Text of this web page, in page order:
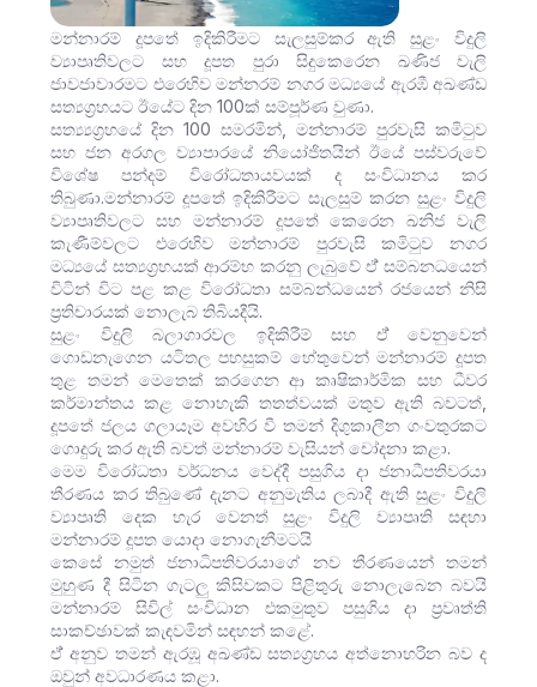
මන්නාරම් දූපතේ ඉදිකිරීමට සැලසුම්කර ඇති සුළං විදුලි
ව්‍යාපෘතිවලට සහ දූපත පුරා සිදුකෙරෙන ඛණිජ වැලි
ජාවජාවාරමට එරෙහිව මන්නරම් නගර මධ්‍යයේ ඇරඹී අඛණ්ඩ
සත්‍යග්‍රහයට ඊයේට දින 100ක් සම්පූර්ණ වුණා.
සත්‍ය්‍යග්‍රහයේ දින 100 සමරමින්, මන්නාරම් පුරවැසි කමිටුව
සහ ජන අරගල ව්‍යාපාරයේ නියෝජිතයින් ඊයේ පස්වරුවේ
විශේෂ පන්දම් විරෝධතායවයක් ද සංවිධානය කර
තිබුණා.මන්නාරම් දූපතේ ඉදිකිරීමට සැලසුම් කරන සුළං විදුලි
ව්‍යාපෘතිවලට සහ මන්නාරම් දූපතේ කෙරෙන ඛනිජ වැලි
කැණීම්වලට එරෙහිව මන්නාරම් පුරවැසි කමිටුව නගර
මධ්‍යයේ සත්‍යග්‍රහයක් ආරම්භ කරනු ලැබුවේ ඒ් සම්බනධයෙන්
විටින් විට පළ කළ විරෝධතා සම්බන්ධයෙන් රජයෙන් නිසි
ප්‍රතිචාරයක් නොලැබ තිබියදීයි.
සුළං විදුලි බලාගාරවල ඉදිකිරීම් සහ ඒ් වෙනුවෙන්
ගොඩනැගෙන යටිතල පහසුකම් හේතුවෙන් මන්නාරම් දූපත
තුළ තමන් මෙතෙක් කරගෙන ආ කෘෂිකාර්මික සහ ධීවර
කර්මාන්තය කළ නොහැකි තතත්වයක් මතුව ඇති බවටත්,
දූපතේ ජලය ගලායෑම අවහිර වී තමන් දිගුකාලීන ගංවතුරකට
ගොදුරු කර ඇති බවත් මන්නාරම් වැසියන් චෝදනා කළා.
මෙම විරෝධතා වර්ධනය වෙද්දී පසුගිය දා ජනාධීපතිවරයා
තීරණය කර තිබුණේ දැනට අනුමැතිය ලබාදී ඇති සුළං විදුලි
ව්‍යාපෘති දෙක හැර වෙනත් සුළං විදුලි ව්‍යාපෘති සඳහා
මන්නාරම් දූපත යොදා නොගැනීමටයි
කෙසේ නමුත් ජනාධිපතිවරයාගේ නව තීරණයෙන් තමන්
මුහුණ දී සිටින ගැටලු කිසිවකට පිළිතුරු නොලැබෙන බවයි
මන්නාරම් සිවිල් සංවිධාන එකමුතුව පසුගිය දා ප්‍රවෘත්ති
සාකච්ඡාවක් කැඳවමින් සඳහන් කළේ.
ඒ් අනුව තමන් ඇරඹූ අඛණ්ඩ සත්‍යග්‍රහය අත්නොහරින බව ද
ඔවුන් අවධාරණය කළා.